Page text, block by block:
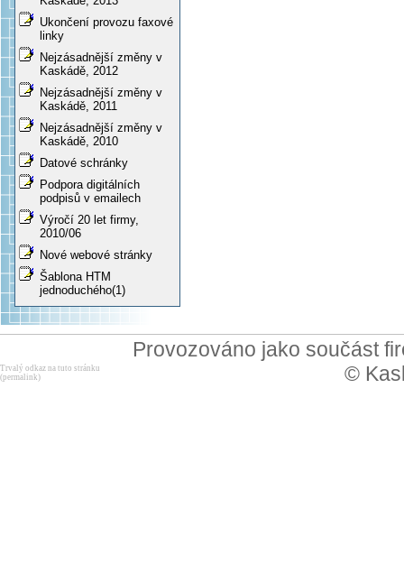
Ukončení provozu faxové
linky
Nejzásadnější změny v
Kaskádě, 2012
Nejzásadnější změny v
Kaskádě, 2011
Nejzásadnější změny v
Kaskádě, 2010
Datové schránky
Podpora digitálních
podpisů v emailech
Výročí 20 let firmy,
2010/06
Nové webové stránky
Šablona HTM
jednoduchého(1)
Provozováno jako součást
©
Trvalý odkaz na tuto stránku
(permalink)